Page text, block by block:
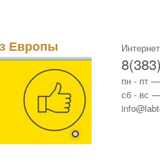
пн - пт
сб - вс
Европы